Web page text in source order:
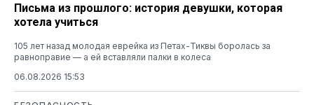
Письма из прошлого: история девушки, которая
хотела учиться
105 лет назад молодая еврейка из Петах-Тиквы боролась за
равноправие — а ей вставляли палки в колеса
06.08.2026 15:53